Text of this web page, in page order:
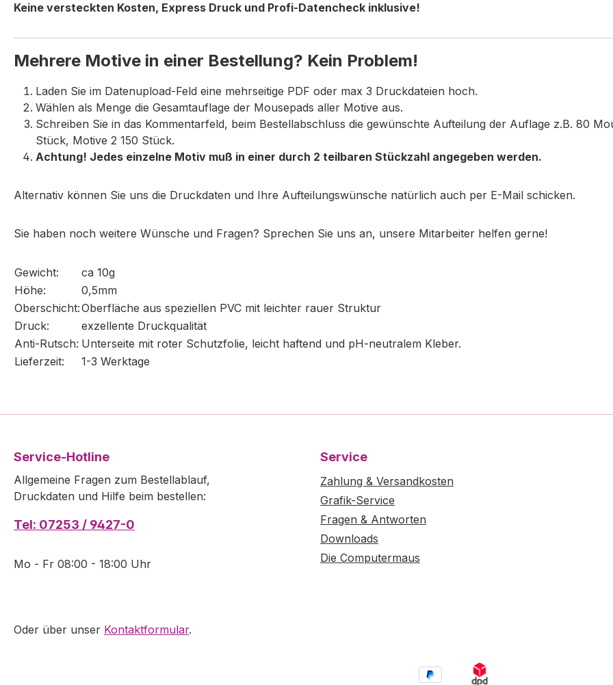
Keine versteckten Kosten, Express Druck und Profi-Datencheck inklusive!
Mehrere Motive in einer Bestellung? Kein Problem!
Laden Sie im Datenupload-Feld eine mehrseitige PDF oder max 3 Druckdateien hoch.
Wählen als Menge die Gesamtauflage der Mousepads aller Motive aus.
Schreiben Sie in das Kommentarfeld, beim Bestellabschluss die gewünschte Aufteilung der Auflage z.B. 80
Stück, Motive 2 150 Stück.
Achtung! Jedes einzelne Motiv muß in einer durch 2 teilbaren Stückzahl angegeben werden.
Alternativ können Sie uns die Druckdaten und Ihre Aufteilungswünsche natürlich auch per E-Mail schicken.
Sie haben noch weitere Wünsche und Fragen? Sprechen Sie uns an, unsere Mitarbeiter helfen gerne!
Gewicht:
ca 10g
Höhe:
0,5mm
Oberschicht:Oberfläche aus speziellen PVC mit leichter rauer Struktur
Druck:
exzellente Druckqualität
Anti-Rutsch: Unterseite mit roter Schutzfolie, leicht haftend und pH-neutralem Kleber.
Lieferzeit:
1-3 Werktage
Service-Hotline
Allgemeine Fragen zum Bestellablauf,
Druckdaten und Hilfe beim bestellen:
Tel: 07253 / 9427-0
Mo - Fr 08:00 - 18:00 Uhr
Oder über unser Kontaktformular.
Service
Zahlung & Versandkosten
Grafik-Service
Fragen & Antworten
Downloads
Die Computermaus